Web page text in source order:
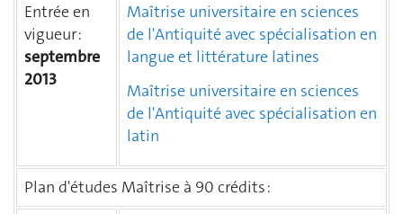
Entrée en
vigueur :
septembre
2013
Maîtrise universitaire en sciences
de l'Antiquité avec spécialisation en
langue et littérature latines
Maîtrise universitaire en sciences
de l'Antiquité avec spécialisation en
latin
Plan d'études Maîtrise à 90 crédits :